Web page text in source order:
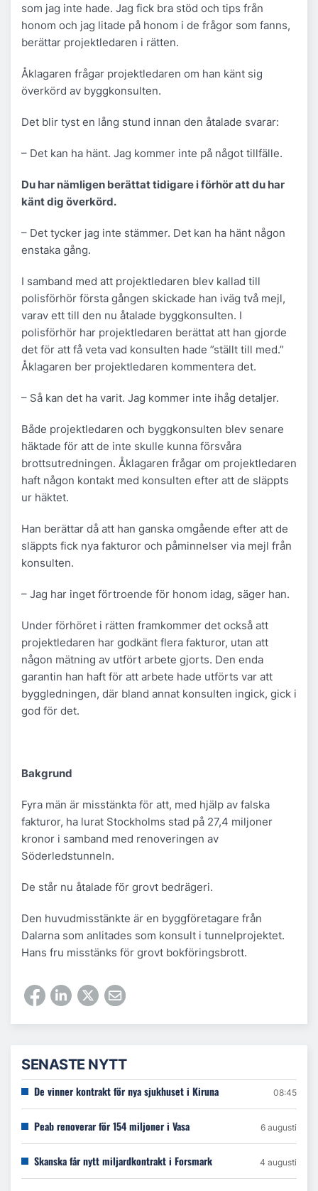
som jag inte hade. Jag fick bra stöd och tips från
honom och jag litade på honom i de frågor som fanns,
berättar projektledaren i rätten.
Åklagaren frågar projektledaren om han känt sig
överkörd av byggkonsulten.
Det blir tyst en lång stund innan den åtalade svarar:
– Det kan ha hänt. Jag kommer inte på något tillfälle.
Du har nämligen berättat tidigare i förhör att du har
känt dig överkörd.
– Det tycker jag inte stämmer. Det kan ha hänt någon
enstaka gång.
I samband med att projektledaren blev kallad till
polisförhör första gången skickade han iväg två mejl,
varav ett till den nu åtalade byggkonsulten. I
polisförhör har projektledaren berättat att han gjorde
det för att få veta vad konsulten hade ”ställt till med.”
Åklagaren ber projektledaren kommentera det.
– Så kan det ha varit. Jag kommer inte ihåg detaljer.
Både projektledaren och byggkonsulten blev senare
häktade för att de inte skulle kunna försvåra
brottsutredningen. Åklagaren frågar om projektledaren
haft någon kontakt med konsulten efter att de släppts
ur häktet.
Han berättar då att han ganska omgående efter att de
släppts fick nya fakturor och påminnelser via mejl från
konsulten.
– Jag har inget förtroende för honom idag, säger han.
Under förhöret i rätten framkommer det också att
projektledaren har godkänt flera fakturor, utan att
någon mätning av utfört arbete gjorts. Den enda
garantin han haft för att arbete hade utförts var att
byggledningen, där bland annat konsulten ingick, gick i
god för det.
Bakgrund
Fyra män är misstänkta för att, med hjälp av falska
fakturor, ha lurat Stockholms stad på 27,4 miljoner
kronor i samband med renoveringen av
Söderledstunneln.
De står nu åtalade för grovt bedrägeri.
Den huvudmisstänkte är en byggföretagare från
Dalarna som anlitades som konsult i tunnelprojektet.
Hans fru misstänks för grovt bokföringsbrott.
SENASTE NYTT
De vinner kontrakt för nya sjukhuset i Kiruna 08:45
Peab renoverar för 154 miljoner i Vasa 6 augusti
Skanska får nytt miljardkontrakt i Forsmark 4 augusti